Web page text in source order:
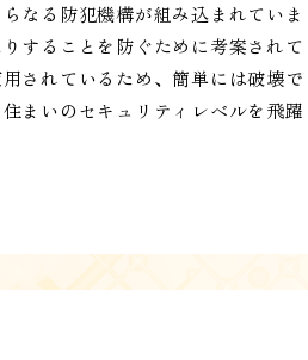
なる防犯機構が組み込まれていま
することを防ぐために考案されて
されているため、簡単には破壊で
まいのセキュリティレベルを飛躍